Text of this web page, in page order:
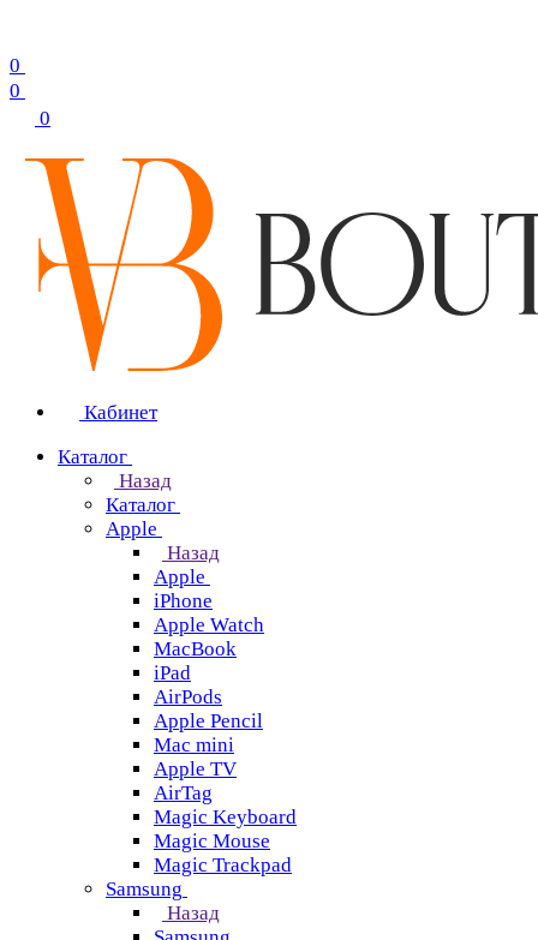
0
0
0
Кабинет
Каталог
Назад
Каталог
Apple
Назад
Apple
iPhone
Apple Watch
MacBook
iPad
AirPods
Apple Pencil
Mac mini
Apple TV
AirTag
Magic Keyboard
Magic Mouse
Magic Trackpad
Samsung
Назад